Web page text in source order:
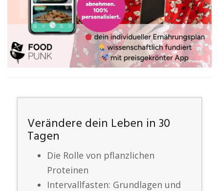
Verändere dein Leben in 30
Tagen
Die Rolle von pflanzlichen
Proteinen
Intervallfasten: Grundlagen und